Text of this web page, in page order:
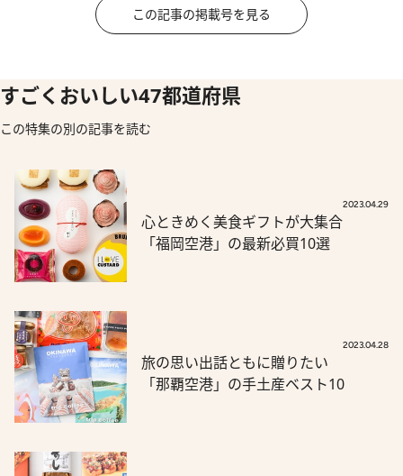
この記事の掲載号を見る
すごくおいしい47都道府県
この特集の別の記事を読む
2023.04.29
心ときめく美食ギフトが大集合
「福岡空港」の最新必買10選
2023.04.28
旅の思い出話ともに贈りたい
「那覇空港」の手土産ベスト10